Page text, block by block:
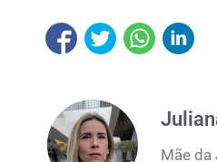
Mãe da